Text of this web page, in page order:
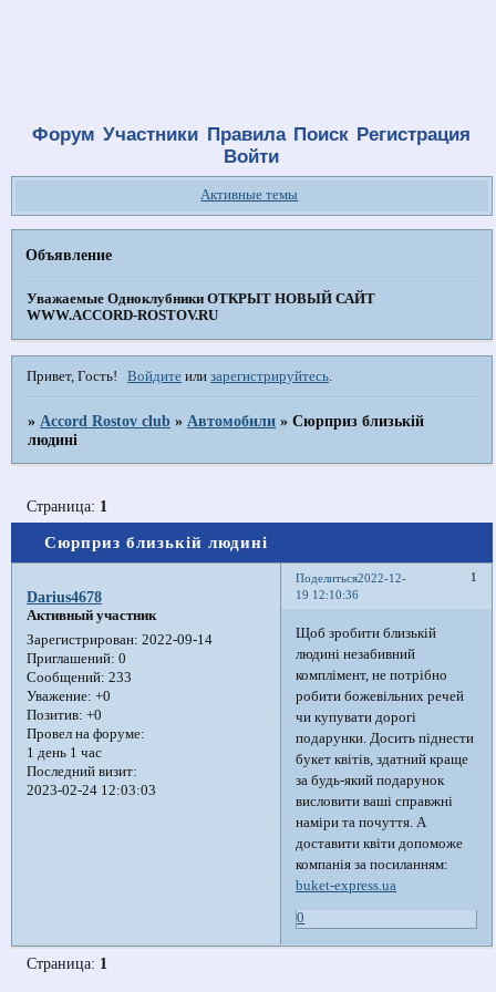
Форум Участники Правила Поиск Регистрация
Войти
Активные темы
Объявление
Уважаемые Одноклубники ОТКРЫТ НОВЫЙ САЙТ
WWW.ACCORD-ROSTOV.RU
Привет, Гость! Войдите илизарегистрируйтесь
»Accord Rostov club »Автомобили »Сюрприз близькій
людині
Сюрприз близькій людині
Страница: 1
Поделиться 1
2022-12-
19 12:10:36
Darius4678
Активный участник
Зарегистрирован: 2022-09-14
Приглашений: 0
Сообщений: 233
Уважение: +0
Позитив: +0
Провел на форуме:
1 день 1 час
Последний визит:
2023-02-24 12:03:03
Щоб зробити близькій
людині незабивний
комплімент, не потрібно
робити божевільних речей
чи купувати дорогі
подарунки. Досить піднести
букет квітів, здатний краще
за будь-який подарунок
висловити ваші справжні
наміри та почуття. А
доставити квіти допоможе
компанія за посиланням:
buket-express.ua
0
Страница: 1